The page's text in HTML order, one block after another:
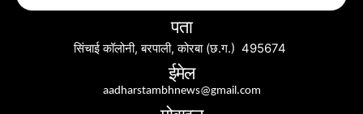
पता
सिंचाई कॉलोनी, बरपाली, कोरबा (छ.ग.) 495674
ईमेल
aadharstambhnews@gmail.com